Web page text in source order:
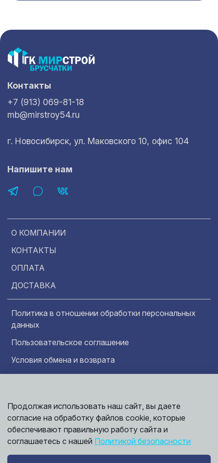
О КОМПАНИИ
КОНТАКТЫ
ОПЛАТА
ДОСТАВКА
Политика в отношении обработки персональных
данных
Пользовательское соглашение
Условия обмена и возврата
Контакты
+7 (913) 069-81-18
mb@mirstroy54.ru
г. Новосибирск, ул. Маковского 10, офис 104
Напишите нам
©
Информация представленная на сайте
носит исключительно ознакомительный
характер и ни при каких условиях не может
считаться публичной офертой. Точные
сведения о ценах, условиях продажи и
Продолжая использовать наш сайт, вы даете
согласие на обработку файлов cookie, которые
обеспечивают правильную работу сайта и
соглашаетесь с нашей Политикой безопасности
обработки